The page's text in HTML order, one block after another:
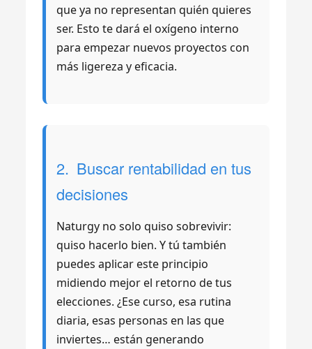
que ya no representan quién quieres
ser. Esto te dará el oxígeno interno
para empezar nuevos proyectos con
más ligereza y eficacia.
2. Buscar rentabilidad en tus
decisiones
Naturgy no solo quiso sobrevivir:
quiso hacerlo bien. Y tú también
puedes aplicar este principio
midiendo mejor el retorno de tus
elecciones. ¿Ese curso, esa rutina
diaria, esas personas en las que
inviertes… están generando